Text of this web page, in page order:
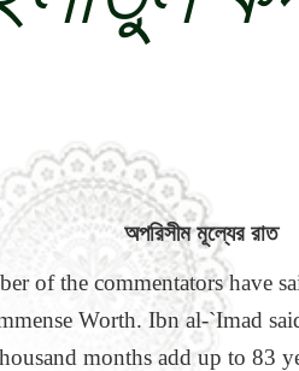
অপরিসীম মূল্যের রাত
of the commentators have
Worth. Ibn al-`Imad
months add up to 83